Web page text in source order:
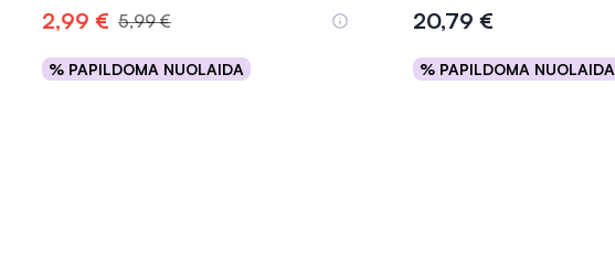
2,99 € 5,99 €
% PAPILDOMA NUOLAIDA
Į krepšelį
20,79 €
% PAPILDOMA NUOLAIDA
Į krepšelį